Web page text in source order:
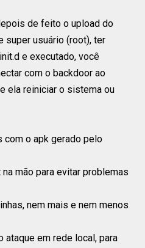
de feito o upload do
super usuário (root), ter
e executado, você
com o backdoor ao
ela reiniciar o sistema ou
com o apk gerado pelo
mão para evitar problemas
nem mais e nem menos
em rede local, para